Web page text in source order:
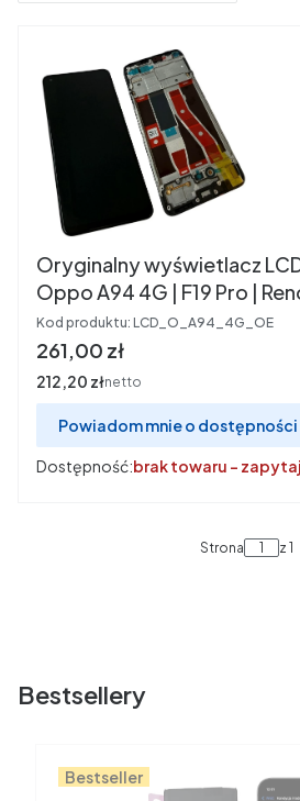
Oryginalny wyświetlacz
Oppo A94 4G | F19 Pro |
Kod produktu: LCD_O_A94_4G_OE
Cena
261,00 zł
Cena
212,20 złnetto
Powiadom mnie o dostępności
Dostępność:brak towaru -
Strona z 1
Bestsellery
Bestseller